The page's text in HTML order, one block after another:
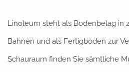
Linoleum steht als Bodenbelag in
Bahnen und als Fertigboden zur
Schauraum finden Sie sämtliche